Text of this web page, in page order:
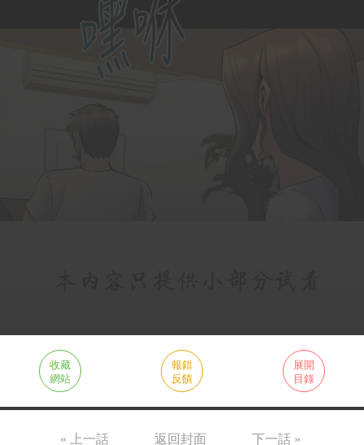
收藏
網站
報錯
反饋
展開
目錄
« 上一話 返回封面 下一話 »